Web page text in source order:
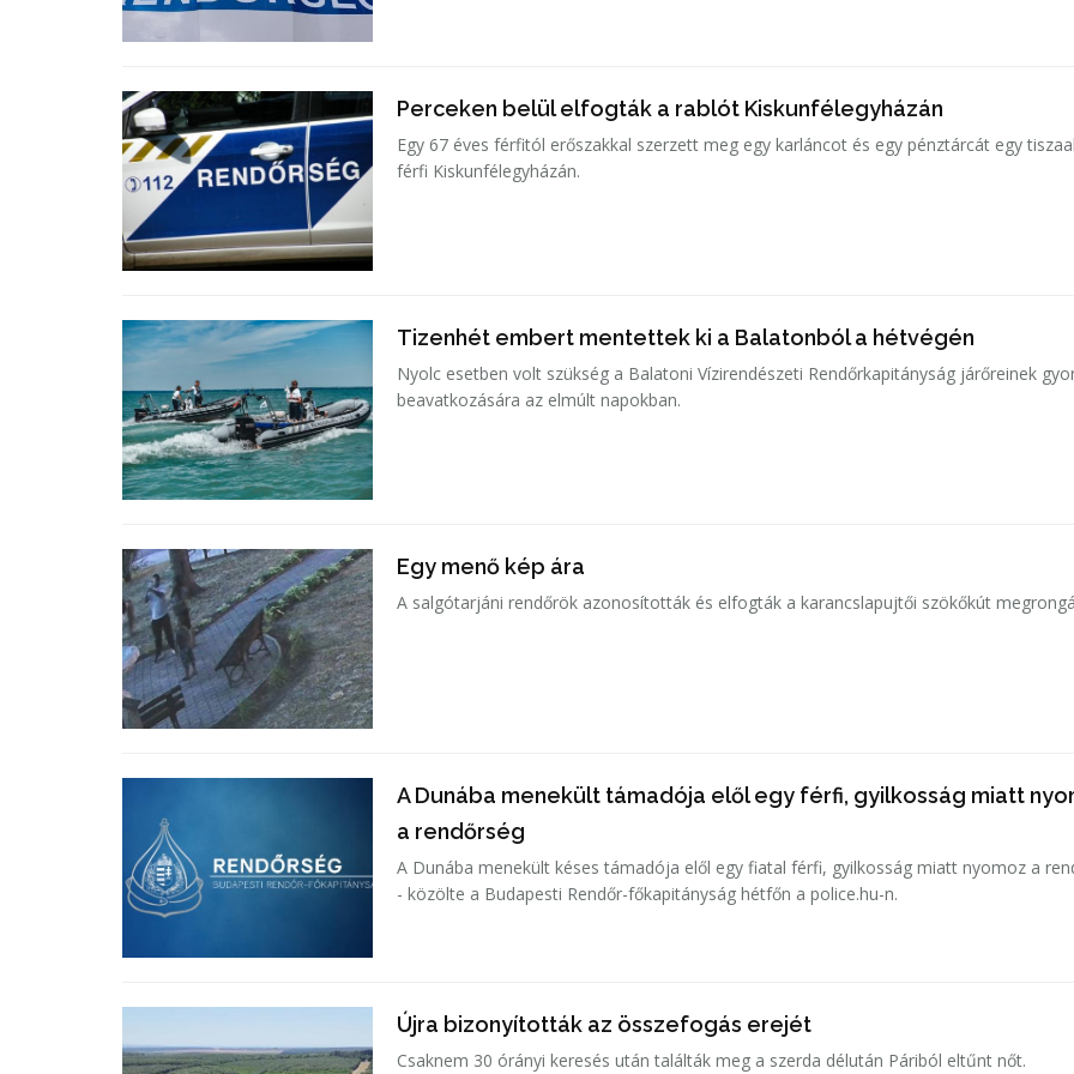
Perceken belül elfogták a rablót Kiskunfélegyházán
Egy 67 éves férfitól erőszakkal szerzett meg egy karláncot és egy pénztárcát egy
férfi Kiskunfélegyházán.
Tizenhét embert mentettek ki a Balatonból a hétvégén
Nyolc esetben volt szükség a Balatoni Vízirendészeti Rendőrkapitányság járőreinek
beavatkozására az elmúlt napokban.
Egy menő kép ára
A salgótarjáni rendőrök azonosították és elfogták a karancslapujtői szökőkút
A Dunába menekült támadója elől egy férfi, gyilkosság miatt
a rendőrség
A Dunába menekült késes támadója elől egy fiatal férfi, gyilkosság miatt nyomoz a
- közölte a Budapesti Rendőr-főkapitányság hétfőn a police.hu-n.
Újra bizonyították az összefogás erejét
Csaknem 30 órányi keresés után találták meg a szerda délután Páriból eltűnt nőt.